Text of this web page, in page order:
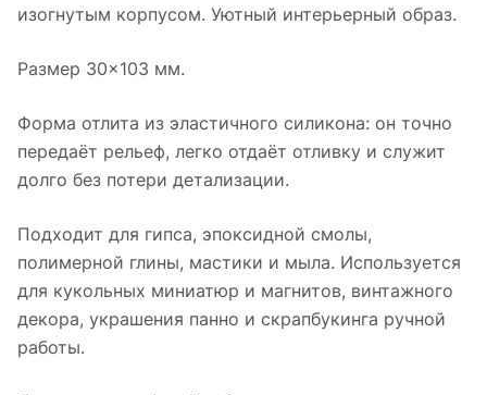
изогнутым корпусом. Уютный интерьерный образ.
Размер 30×103 мм.
Форма отлита из эластичного силикона: он точно
передаёт рельеф, легко отдаёт отливку и служит
долго без потери детализации.
Подходит для гипса, эпоксидной смолы,
полимерной глины, мастики и мыла. Используется
для кукольных миниатюр и магнитов, винтажного
декора, украшения панно и скрапбукинга ручной
работы.